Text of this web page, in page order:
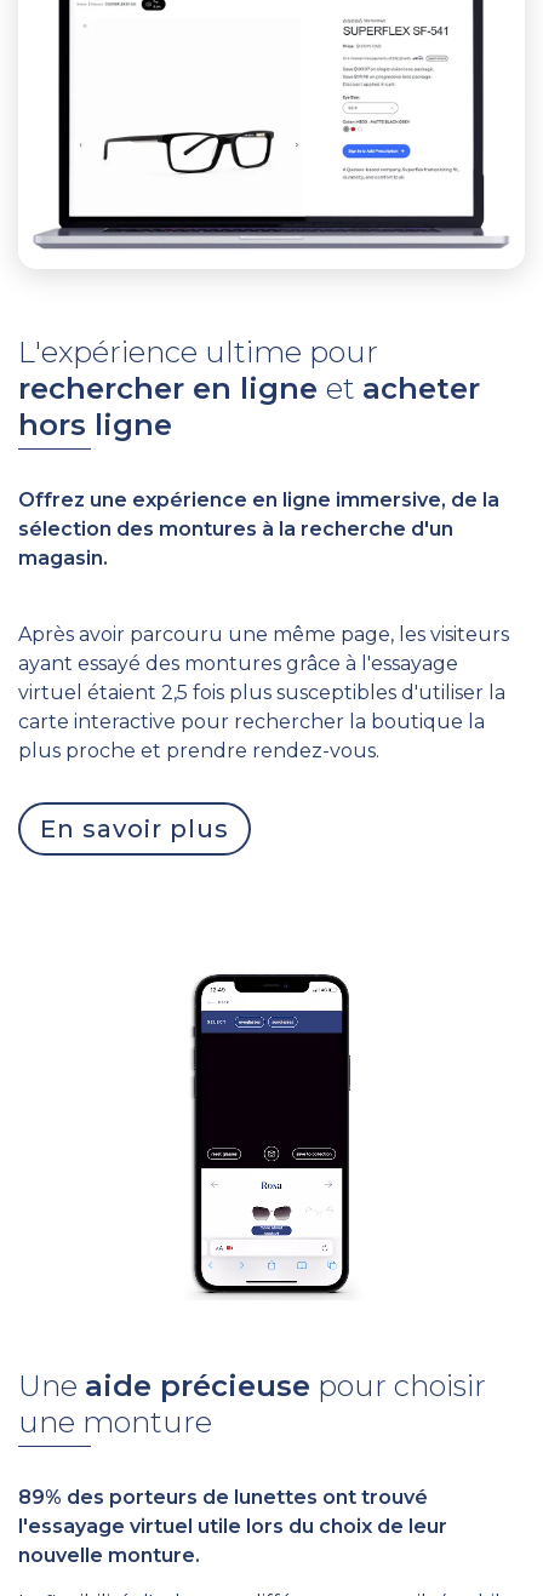
L'expérience ultime pour
rechercher en ligne et acheter
hors ligne
Offrez une expérience en ligne immersive, de la
sélection des montures à la recherche d'un
magasin.
Après avoir parcouru une même page, les visiteurs
ayant essayé des montures grâce à l'essayage
virtuel étaient 2,5 fois plus susceptibles d'utiliser la
carte interactive pour rechercher la boutique la
plus proche et prendre rendez-vous.
En savoir plus
Une aide précieuse pour choisir
une monture
89% des porteurs de lunettes ont trouvé
l'essayage virtuel utile lors du choix de leur
nouvelle monture.